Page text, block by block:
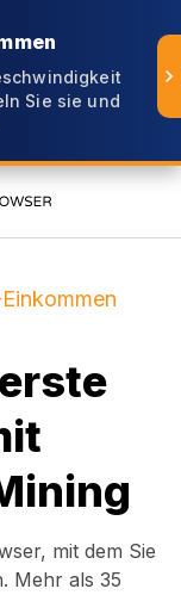
Sie sie und
mit dem Sie
Mehr als 35